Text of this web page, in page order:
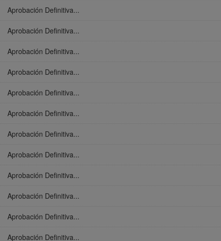
Aprobación Definitiva...
Aprobación Definitiva...
Aprobación Definitiva...
Aprobación Definitiva...
Aprobación Definitiva...
Aprobación Definitiva...
Aprobación Definitiva...
Aprobación Definitiva...
Aprobación Definitiva...
Aprobación Definitiva...
Aprobación Definitiva...
Aprobación Definitiva...